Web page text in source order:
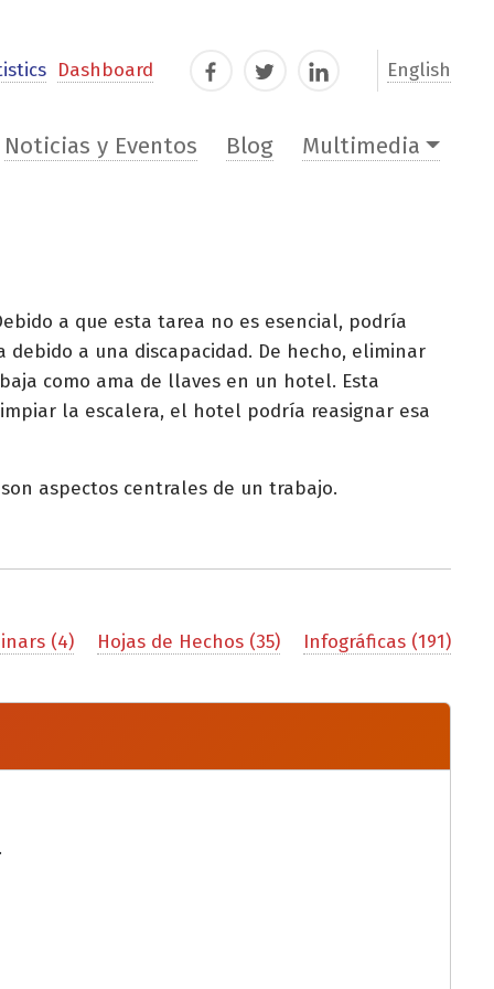
Dashboard FacebookTwitterLinkedIn English
Noticias y Eventos Blog Multimedia
a que esta tarea no es esencial, podría
a una discapacidad. De hecho, eliminar
como ama de llaves en un hotel. Esta
la escalera, el hotel podría reasignar esa
aspectos centrales de un trabajo.
(4) Hojas de Hechos (35) Infográficas (191)